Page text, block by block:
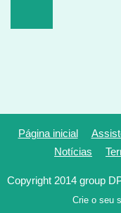
Página inicial
Notícias
Copyright 2014 group
Crie o seu